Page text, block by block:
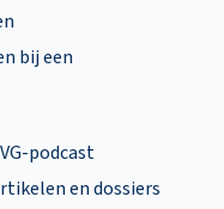
bij een
podcast
en dossiers